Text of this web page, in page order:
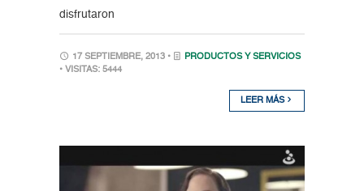
disfrutaron
17 SEPTIEMBRE, 2013 •
PRODUCTOS Y SERVICIOS
• VISITAS: 5444
LEER MÁS